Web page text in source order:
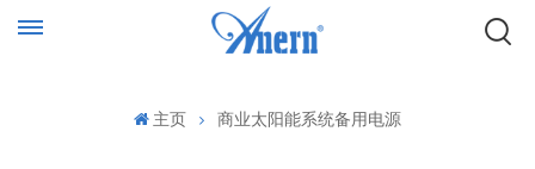
主页 商业太阳能系统备用电源